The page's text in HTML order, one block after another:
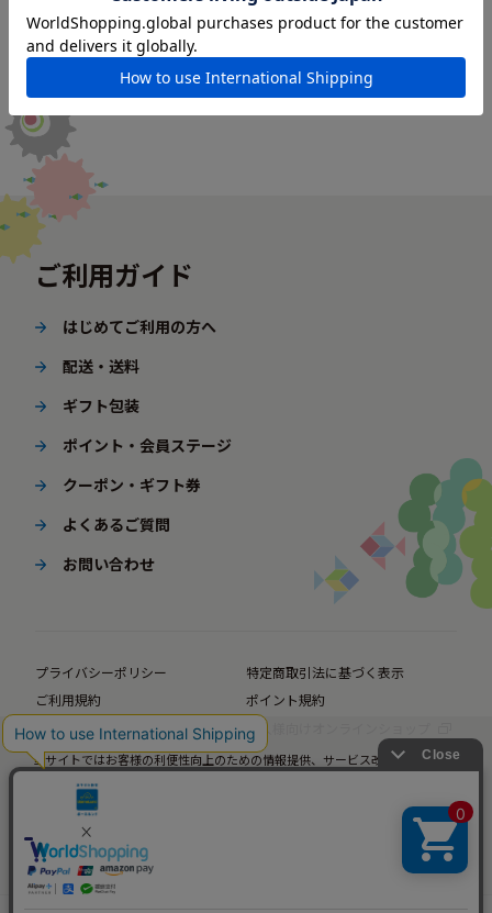
ご利用ガイド
はじめてご利用の方へ
配送・送料
ギフト包装
ポイント・会員ステージ
クーポン・ギフト券
よくあるご質問
お問い合わせ
プライバシーポリシー
特定商取引法に基づく表示
ご利用規約
ポイント規約
企業サイト
法人様向けオンラインショップ
当サイトではお客様の利便性向上のための情報提供、サービス改善のための分
当サイトの閲覧を継続された場合、Cookieの使用にご同意いただいたものとみ
なします。
詳細については